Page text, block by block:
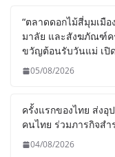
“ตลาดดอกไม้สี่มุมเมื
มาลัย และสังฆภัณฑ์ค
ขวัญต้อนรับวันแม่ เปิ
05/08/2026
ครั้งแรกของไทย ส่งอุ
คนไทย ร่วมภารกิจส
04/08/2026